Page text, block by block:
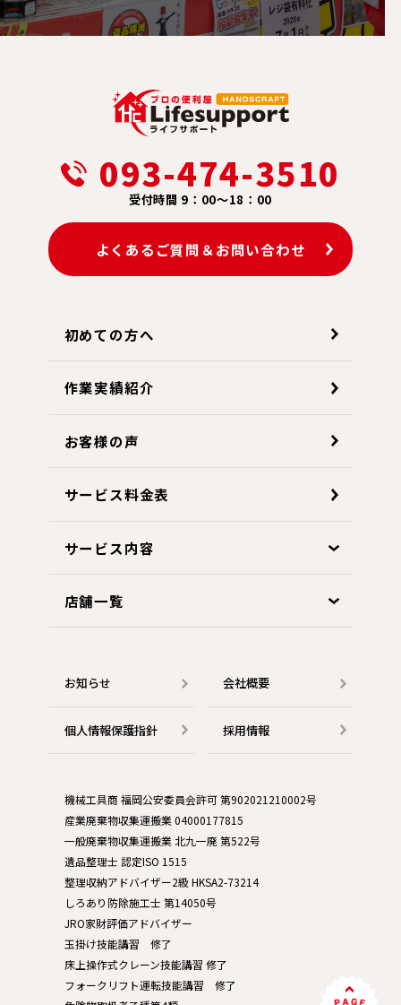
093-474-3510
受付時間 9：00～18：00
よくあるご質問＆お問い合わせ
初めての方へ
作業実績紹介
お客様の声
サービス料金表
サービス内容
店舗一覧
お知らせ 会社概要
個人情報保護指針 採用情報
機械工具商 福岡公安委員会許可 第902021210002号
産業廃棄物収集運搬業 04000177815
一般廃棄物収集運搬業 北九一廃 第522号
遺品整理士 認定ISO 1515
整理収納アドバイザー2級 HKSA2-73214
しろあり防除施工士 第14050号
JRO家財評価アドバイザー
玉掛け技能講習 修了
床上操作式クレーン技能講習 修了
フォークリフト運転技能講習 修了